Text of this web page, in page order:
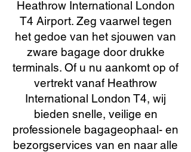
Heathrow International London
T4 Airport. Zeg vaarwel tegen
het gedoe van het sjouwen van
zware bagage door drukke
terminals. Of u nu aankomt op of
vertrekt vanaf Heathrow
International London T4, wij
bieden snelle, veilige en
professionele bagageophaal- en
bezorgservices van en naar alle